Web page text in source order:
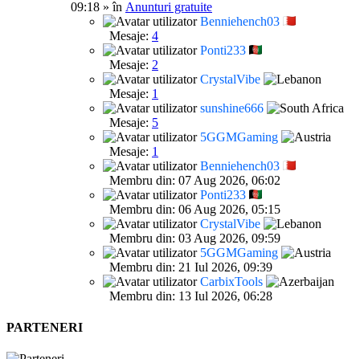
09:18 » în Anunturi gratuite
Benniehench03
Mesaje: 4
Ponti233
Mesaje: 2
CrystalVibe
Mesaje: 1
sunshine666
Mesaje: 5
5GGMGaming
Mesaje: 1
Benniehench03
Membru din: 07 Aug 2026, 06:02
Ponti233
Membru din: 06 Aug 2026, 05:15
CrystalVibe
Membru din: 03 Aug 2026, 09:59
5GGMGaming
Membru din: 21 Iul 2026, 09:39
CarbixTools
Membru din: 13 Iul 2026, 06:28
PARTENERI